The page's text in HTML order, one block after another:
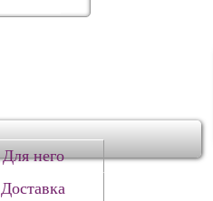
Для него
Доставка